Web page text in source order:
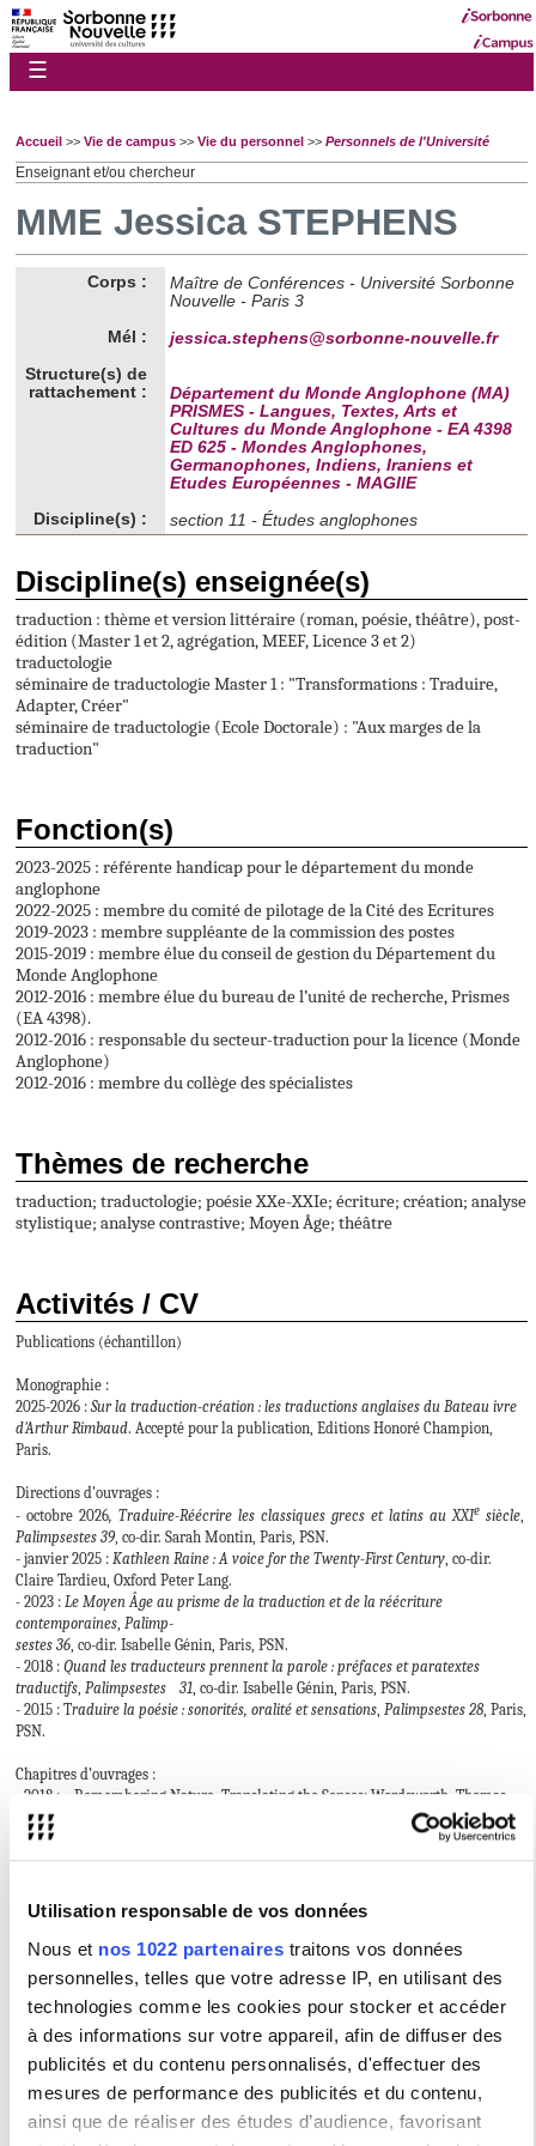
Utilisation responsable de vos données
Nous et nos 1022 partenaires traitons vos données
personnelles, telles que votre adresse IP, en utilisant des
technologies comme les cookies pour stocker et accéder
à des informations sur votre appareil, afin de diffuser des
publicités et du contenu personnalisés, d'effectuer des
mesures de performance des publicités et du contenu,
ainsi que de réaliser des études d’audience, favorisant
☰
Accueil >> Vie de campus >> Vie du personnel >> Personnels de l'Université
Enseignant et/ou chercheur
MME Jessica STEPHENS
Corps :
Maître de Conférences - Université Sorbonne
Nouvelle - Paris 3
Mél :
jessica.stephens@sorbonne-nouvelle.fr
Structure(s) de
rattachement :
Département du Monde Anglophone (MA)
PRISMES - Langues, Textes, Arts et
Cultures du Monde Anglophone - EA 4398
ED 625 - Mondes Anglophones,
Germanophones, Indiens, Iraniens et
Etudes Européennes - MAGIIE
Discipline(s) :
section 11 - Études anglophones
Discipline(s) enseignée(s)
traduction : thème et version littéraire (roman, poésie, théâtre), post-
édition (Master 1 et 2, agrégation, MEEF, Licence 3 et 2)
traductologie
séminaire de traductologie Master 1 : "Transformations : Traduire,
Adapter, Créer"
séminaire de traductologie (Ecole Doctorale) : "Aux marges de la
traduction"
Fonction(s)
2023-2025 : référente handicap pour le département du monde
anglophone
2022-2025 : membre du comité de pilotage de la Cité des Ecritures
2019-2023 : membre suppléante de la commission des postes
2015-2019 : membre élue du conseil de gestion du Département du
Monde Anglophone
2012-2016 : membre élue du bureau de l’unité de recherche, Prismes
(EA 4398).
2012-2016 : responsable du secteur-traduction pour la licence (Monde
Anglophone)
2012-2016 : membre du collège des spécialistes
Thèmes de recherche
traduction; traductologie; poésie XXe-XXIe; écriture; création; analyse
stylistique; analyse contrastive; Moyen Âge; théâtre
Activités / CV
Publications (échantillon)
Monographie :
2025-2026 : Sur la traduction-création : les traductions anglaises du Bateau ivre
d'Arthur Rimbaud. Accepté pour la publication, Editions Honoré Champion,
Paris.
Directions d'ouvrages :
- octobre 2026, Traduire-Réécrire les classiques grecs et latins au XXIesiècle,
Palimpsestes 39 , co-dir. Sarah Montin, Paris, PSN.
- janvier 2025 : Kathleen Raine : A voice for the Twenty-First Century , co-dir.
Claire Tardieu, Oxford Peter Lang.
- 2023 : Le Moyen Âge au prisme de la traduction et de la réécriture
contemporaines Palimp-
sestes 36 , co-dir. Isabelle Génin, Paris, PSN.
- 2018 : Quand les traducteurs prennent la parole : préfaces et paratextes
traductifs Palimpsestes 31 , co-dir. Isabelle Génin, Paris, PSN.
- 2015 : Traduire la poésie : sonorités, oralité et sensations Palimpsestes 28 , Paris,
PSN.
Chapitres d’ouvrages :
- 2018 : « Remembering Nature, Translating the Senses: Wordsworth, Thomas
and Heaney », Corps et traduction, corps en traduction, dir. Solange Hibbs,
Adriana Serban, Nathalie Vincent-Arnaud, Lambert-Lucas, Limoges, p. 223-238.
- 2015 : « Le diamant et le sablier : régénération et paradoxes dans Vision and
L’Harmattan, vol. 31, n°2, p. 159-176.
Articles dans des revues internationales avec comité de lecture :
- 2022 : « A World of Sounds and Rhythm – Translating Alice Oswald’sWoods
etc.», The Translator, p 295-307.
- 2022 : « Sir Gawain and the Green Knight: traduction et survie d’une oeuvre »,
Le Moyen Âge au prisme de la traduction et de la réécriture,
Palimpsestes 36
dir. Jessica Stephens, et Isabelle Génin, Paris, PSN, p. 80-95.
- 2019 : « Traduire la clarté obscure, une étude d’Andromaque »,Traductions et
adaptations des classiques sur la scène anglophone contemporaine,Coup de
Théâtre , n° 33, dir. Marie Nadia Karsky et Agathe Torti Alcayaga, RADAC, p. 61-